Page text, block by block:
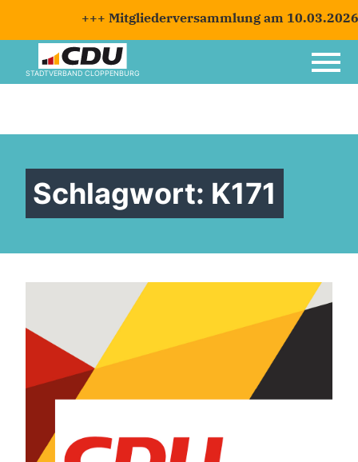
+++ Mitgliederversammlung am
STADTVERBAND CLOPPENBURG
Schlagwort: K171